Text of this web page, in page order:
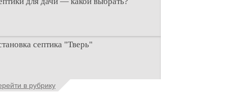
строительстве дачи одной из
задач становится
септика "Тверь"
септика Тверь - важнейший
утилизации сточных вод в частных
в рубрику